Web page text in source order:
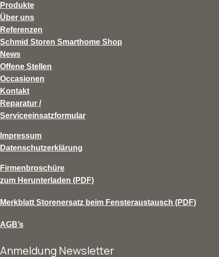
Produkte
Über uns
Referenzen
Schmid Storen Smarthome Shop
News
Offene Stellen
Occasionen
Kontakt
Reparatur /
Serviceeinsatzformular
Impressum
Datenschutzerklärung
Firmenbroschüre
zum Herunterladen (PDF)
Merkblatt Storenersatz beim Fensteraustausch (PDF)
AGB’s
Anmeldung Newsletter